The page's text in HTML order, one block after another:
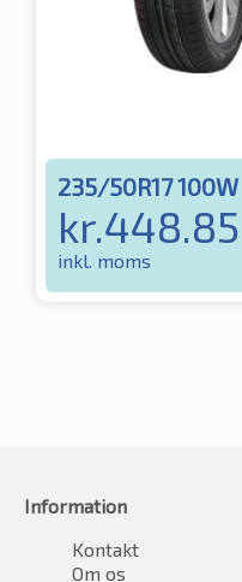
235/50R17 100W
kr.448.85
inkl. moms
Information
Kontakt
Om os